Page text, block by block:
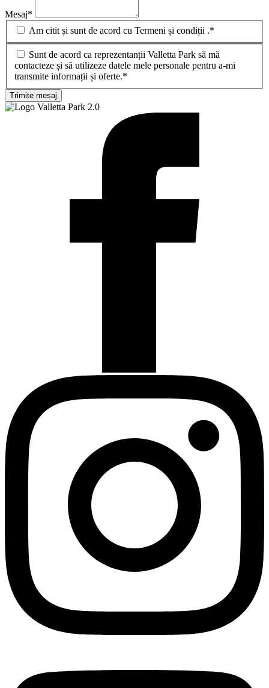
Mesaj*
Am citit și sunt de acord cu Termeni și condiții .*
Sunt de acord ca reprezentanții Valletta Park să mă
contacteze și să utilizeze datele mele personale pentru a-mi
transmite informații și oferte.*
Trimite mesaj